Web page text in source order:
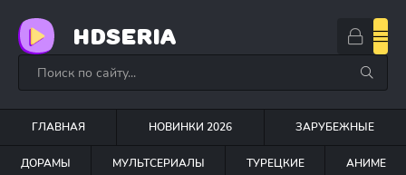
HDSERIA
ГЛАВНАЯ НОВИНКИ 2026 ЗАРУБЕЖНЫЕ
ДОРАМЫ МУЛЬТСЕРИАЛЫ ТУРЕЦКИЕ АНИМЕ